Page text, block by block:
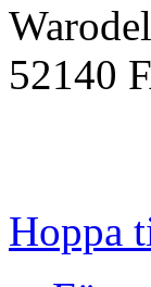
52140
Hoppa